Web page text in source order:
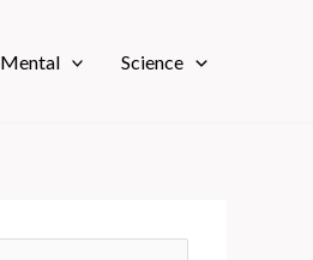
Mental Science